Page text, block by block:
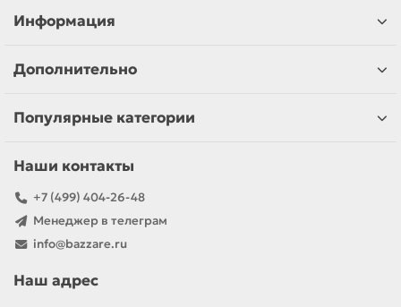
Информация
Дополнительно
Популярные категории
Наши контакты
+7 (499) 404-26-48
Менеджер в телеграм
info@bazzare.ru
Наш адрес